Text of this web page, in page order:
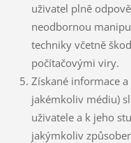
uživatel plně
neodbornou
techniky včetně
počítačovými viry.
Získané informace
jakémkoliv médiu)
uživatele a k jeho
jakýmkoliv